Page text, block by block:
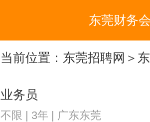
东莞财务
当前位置： 东莞招聘网 ＞
业务员
不限 | 3年 | 广东东莞